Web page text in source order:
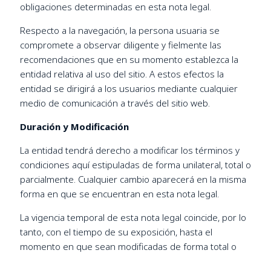
obligaciones determinadas en esta nota legal.
Respecto a la navegación, la persona usuaria se
compromete a observar diligente y fielmente las
recomendaciones que en su momento establezca la
entidad relativa al uso del sitio. A estos efectos la
entidad se dirigirá a los usuarios mediante cualquier
medio de comunicación a través del sitio web.
Duración y Modificación
La entidad tendrá derecho a modificar los términos y
condiciones aquí estipuladas de forma unilateral, total o
parcialmente. Cualquier cambio aparecerá en la misma
forma en que se encuentran en esta nota legal.
La vigencia temporal de esta nota legal coincide, por lo
tanto, con el tiempo de su exposición, hasta el
momento en que sean modificadas de forma total o